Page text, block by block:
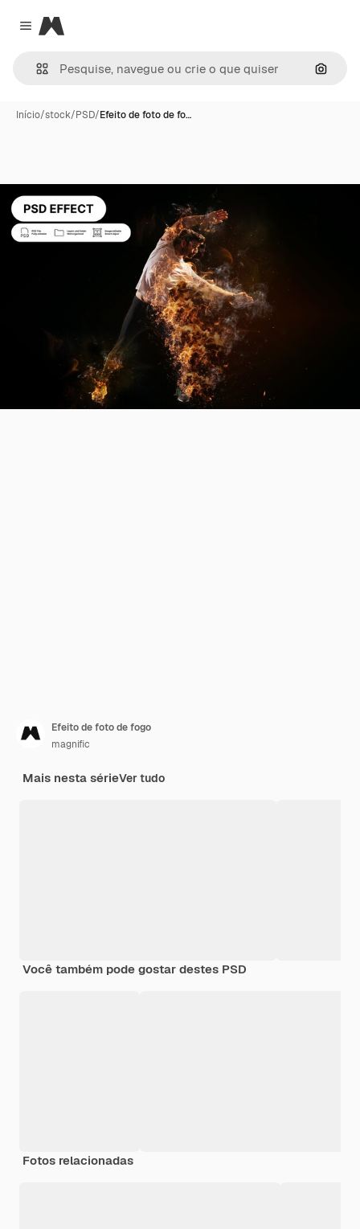
Close menu
Magnific
Início/stock/PSD/Efeito de foto de fo…
Efeito de foto de fogo
magnific
Mais nesta sérieVer tudo
Você também pode gostar destes PSD
Fotos relacionadas